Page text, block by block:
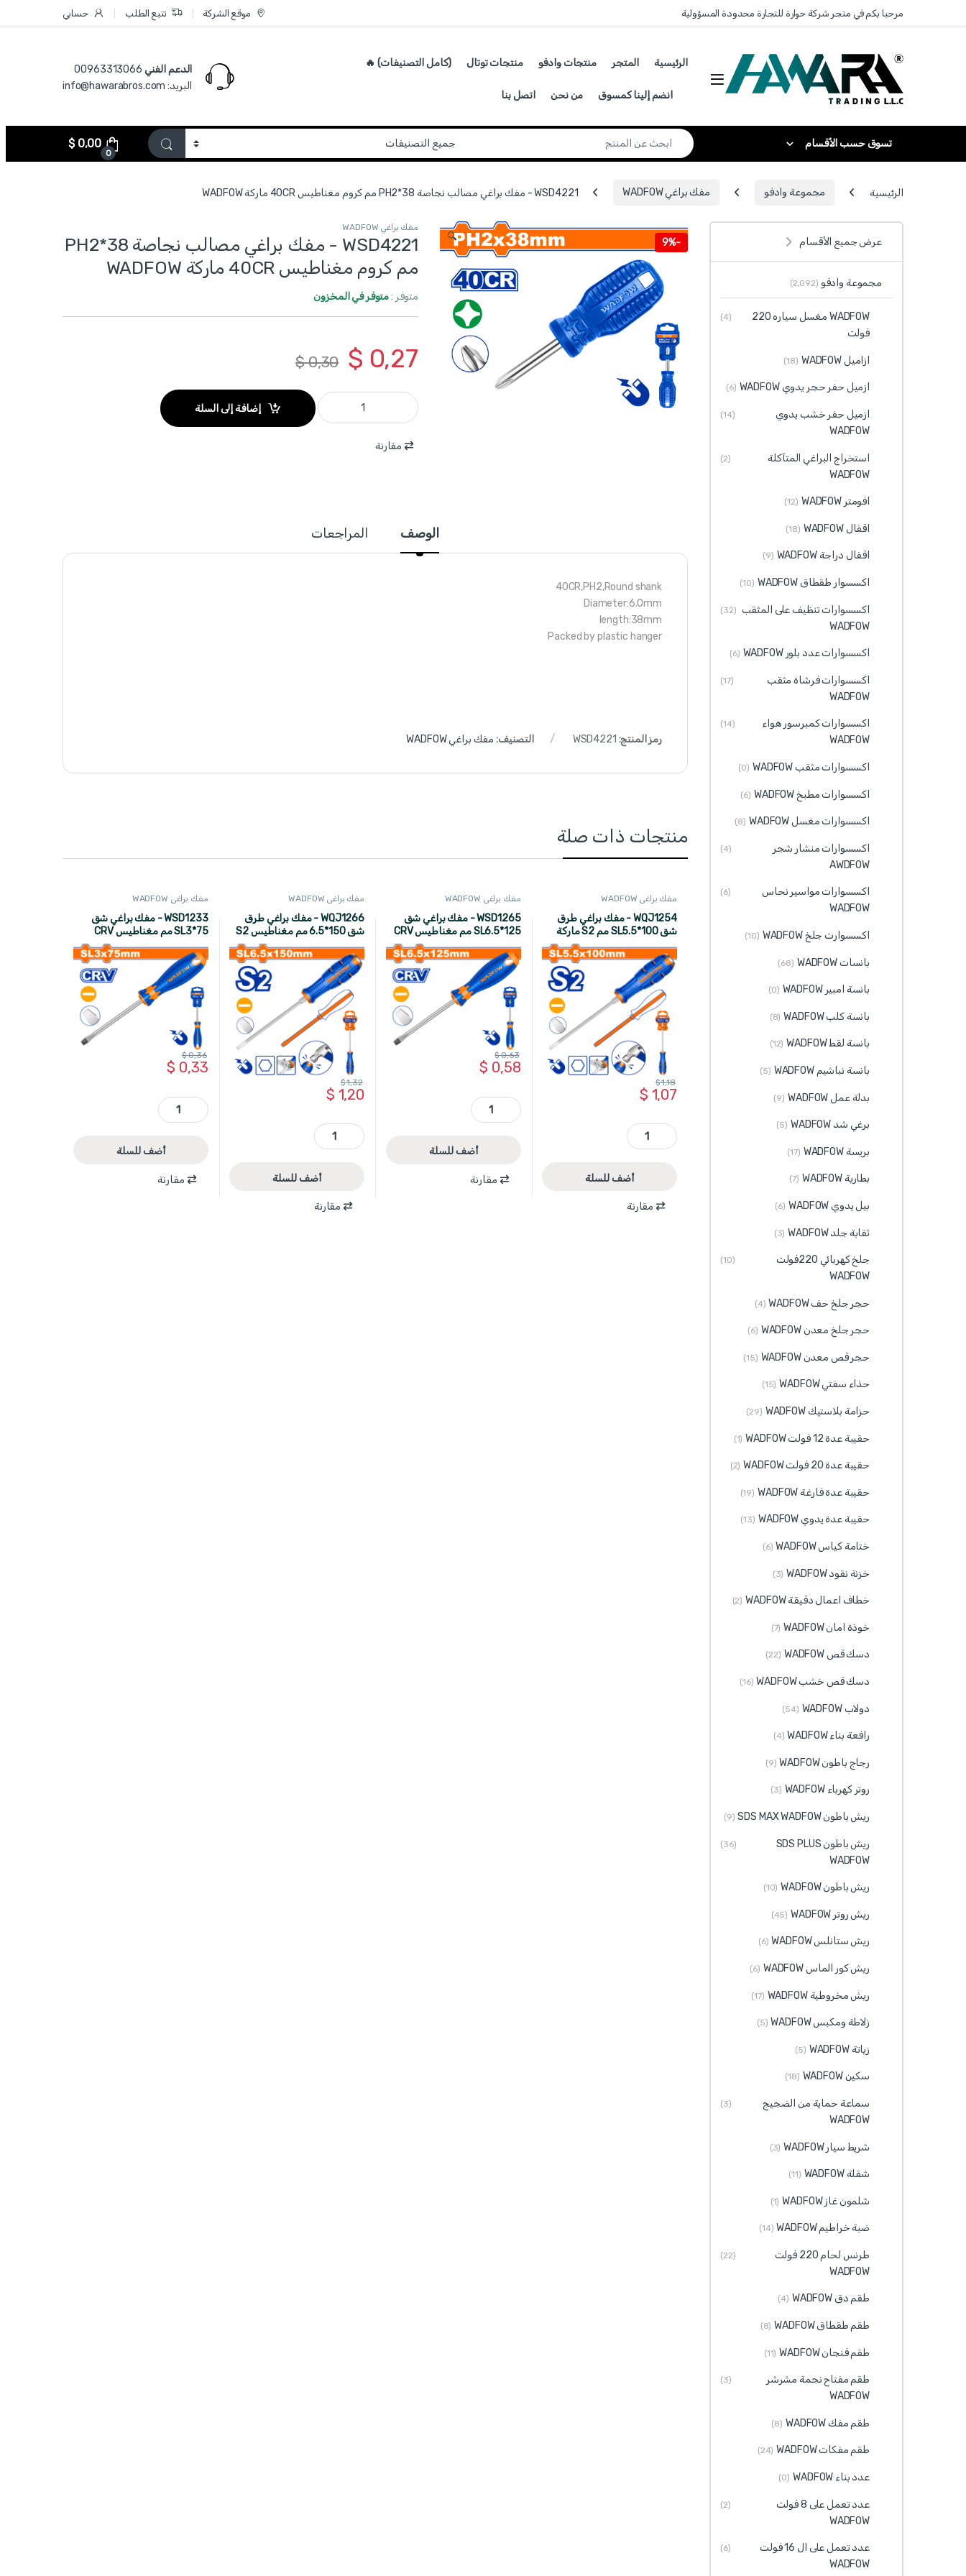
مرحبا بكم في متجر شركة حوارة للتجارة محدودة المسؤولية موقع الشركة تتبع الطلب حسابي
الرئيسية المتجر منتجات وادفو منتجات توتال (كامل التصنيفات) 🔥
انضم إلينا كمسوق من نحن اتصل بنا
الدعم الفني 00963313066‏
البريد: info@hawarabros.com
تسوق حسب الأقسام
Search for:
0
$0,00
الرئيسية مجموعة وادفو مفك براغي WADFOW WSD4221 - مفك براغي مصالب نجاصة PH2*38 مم كروم مغناطيس 40CR ماركة WADFOW
-
9%
🔍
مفك براغي WADFOW
WSD4221 - مفك براغي مصالب نجاصة PH2*38
مم كروم مغناطيس 40CR ماركة WADFOW
متوفر :متوفر في المخزون
$ 0,27
$0,30
WSD4221 - مفك براغي مصالب نجاصة PH2*38 مم كروم مغناطيس 40CR ماركة WADFOW quantity
إضافة إلى السلة
مقارنة
الوصف المراجعات
40CR,PH2,Round shank
Diameter:6.0mm
length:38mm
Packed by plastic hanger
رمز المنتج: WSD4221 التصنيف: مفك براغي WADFOW
منتجات ذات صلة
مفك براغي WADFOW
WQJ1254 - مفك براغي طرق
شق SL5.5*100 مم S2 ماركة
WADFOW
$ 1,07
$1,18
WQJ1254 - مفك براغي طرق شق SL5.5*100 مم S2 ماركة WADFOW quantity
أضف للسلة
مقارنة
مفك براغي WADFOW
WSD1265 - مفك براغي شق
SL6.5*125 مم مغناطيس CRV
ماركة WADFOW
$ 0,58
$0,63
WSD1265 - مفك براغي شق SL6.5*125 مم مغناطيس CRV ماركة WADFOW quantity
أضف للسلة
مقارنة
مفك براغي WADFOW
WQJ1266 - مفك براغي طرق
شق 150*6.5 مم مغناطيس S2
ماركة WADFOW
$ 1,20
$1,32
WQJ1266 - مفك براغي طرق شق 150*6.5 مم مغناطيس S2 ماركة WADFOW quantity
أضف للسلة
مقارنة
مفك براغي WADFOW
WSD1233 - مفك براغي شق
75*SL3 مم مغناطيس CRV
ماركة WADFOW
$ 0,33
$0,36
WSD1233 - مفك براغي شق 75*SL3 مم مغناطيس CRV ماركة WADFOW quantity
أضف للسلة
مقارنة
عرض جميع الأقسام
مجموعة وادفو (2٬092)
WADFOW مغسل سياره 220
فولت
(4)
ازاميل WADFOW (18)
ازميل حفر حجر يدوي WADFOW (6)
ازميل حفر خشب يدوي
WADFOW
(14)
استخراج البراغي المتآكلة
WADFOW
(2)
افومتر WADFOW (12)
اقفال WADFOW (18)
اقفال دراجة WADFOW (9)
اكسسوار طقطاق WADFOW (10)
اكسسوارات تنظيف على المثقب
WADFOW
(32)
اكسسوارات عدد بلور WADFOW (6)
اكسسوارات فرشاة مثقب
WADFOW
(17)
اكسسوارات كمبرسور هواء
WADFOW
(14)
اكسسوارات مثقب WADFOW (0)
اكسسوارات مطبخ WADFOW (6)
اكسسوارات مغسل WADFOW (8)
اكسسوارات منشار شجر
AWDFOW
(4)
اكسسوارات مواسير نحاس
WADFOW
(6)
اكسسوارت جلخ WADFOW (10)
بانسات WADFOW (68)
بانسة امبير WADFOW (0)
بانسة كلب WADFOW (8)
بانسة لقط WADFOW (12)
بانسة نباشيم WADFOW (5)
بدلة عمل WADFOW (9)
برغي شد WADFOW (5)
بريسة WADFOW (17)
بطارية WADFOW (7)
بيل يدوي WADFOW (6)
ثقابة جلد WADFOW (3)
جلخ كهربائي 220فولت
WADFOW
(10)
حجر جلخ حف WADFOW (4)
حجر جلخ معدن WADFOW (6)
حجر قص معدن WADFOW (15)
حذاء سفتي WADFOW (15)
حزامة بلاستيك WADFOW (29)
حقيبة عدة 12 فولت WADFOW (1)
حقيبة عدة 20 فولت WADFOW (2)
حقيبة عدة فارغة WADFOW (19)
حقيبة عدة يدوي WADFOW (13)
ختامة كياس WADFOW (6)
خزنة نقود WADFOW (3)
خطاف اعمال دقيقة WADFOW (2)
خوذة امان WADFOW (7)
دسك قص WADFOW (22)
دسك قص خشب WADFOW (16)
دولاب WADFOW (54)
رافعة بناء WADFOW (4)
رجاج باطون WADFOW (9)
روتر كهرباء WADFOW (3)
ريش باطون SDS MAX WADFOW (9)
ريش باطون SDS PLUS
WADFOW
(36)
ريش باطون WADFOW (10)
ريش روتر WADFOW (45)
ريش ستانلس WADFOW (6)
ريش كور الماس WADFOW (6)
ريش مخروطية WADFOW (17)
زلاطة ومكبس WADFOW (5)
زياتة WADFOW (5)
سكين WADFOW (18)
سماعة حماية من الضجيج
WADFOW
(3)
شريط سيار WADFOW (3)
شقلة WADFOW (11)
شلمون غاز WADFOW (1)
ضبة خراطيم WADFOW (14)
طرنس لحام 220 فولت
WADFOW
(22)
طقم دق WADFOW (4)
طقم طقطاق WADFOW (8)
طقم فنجان WADFOW (11)
طقم مفتاح نجمة مشرشر
WADFOW
(3)
طقم مفك WADFOW (8)
طقم مفكات WADFOW (24)
عدد بناء WADFOW (0)
عدد تعمل على 8 فولت
WADFOW
(2)
عدد تعمل على ال 16 فولت
WADFOW
(6)